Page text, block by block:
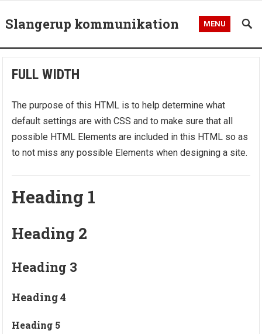
Slangerup kommunikation MENU
FULL WIDTH
The purpose of this HTML is to help determine what
default settings are with CSS and to make sure that all
possible HTML Elements are included in this HTML so as
to not miss any possible Elements when designing a site.
Heading 1
Heading 2
Heading 3
Heading 4
Heading 5